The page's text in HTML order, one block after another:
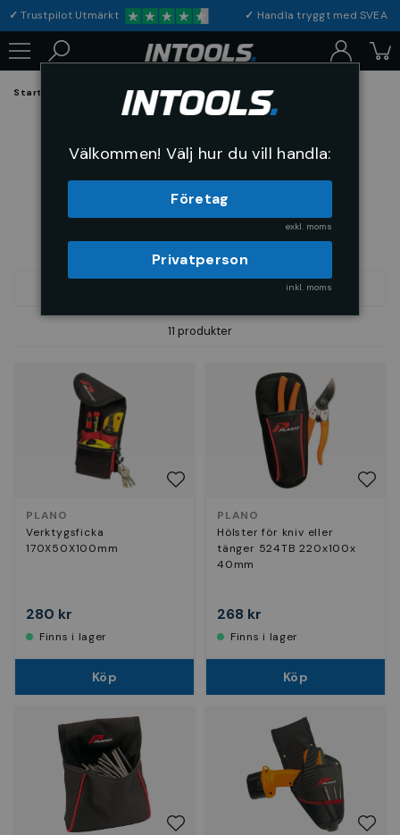
✓Trustpilot Utmärkt ✓ Handla tryggt med
Startsida Arbetsplats & Skydd Förvaring
SORTERA
11 produkter
PLANO
Verktygsficka
170X50X100mm
280 kr
Finns i lager
Köp
PLANO
Hölster för kniv eller
tänger 524TB 220x100x
40mm
268 kr
Finns i lager
Köp
Välkommen! Välj hur du vill handla:
Företag
exkl. moms
Privatperson
inkl. moms